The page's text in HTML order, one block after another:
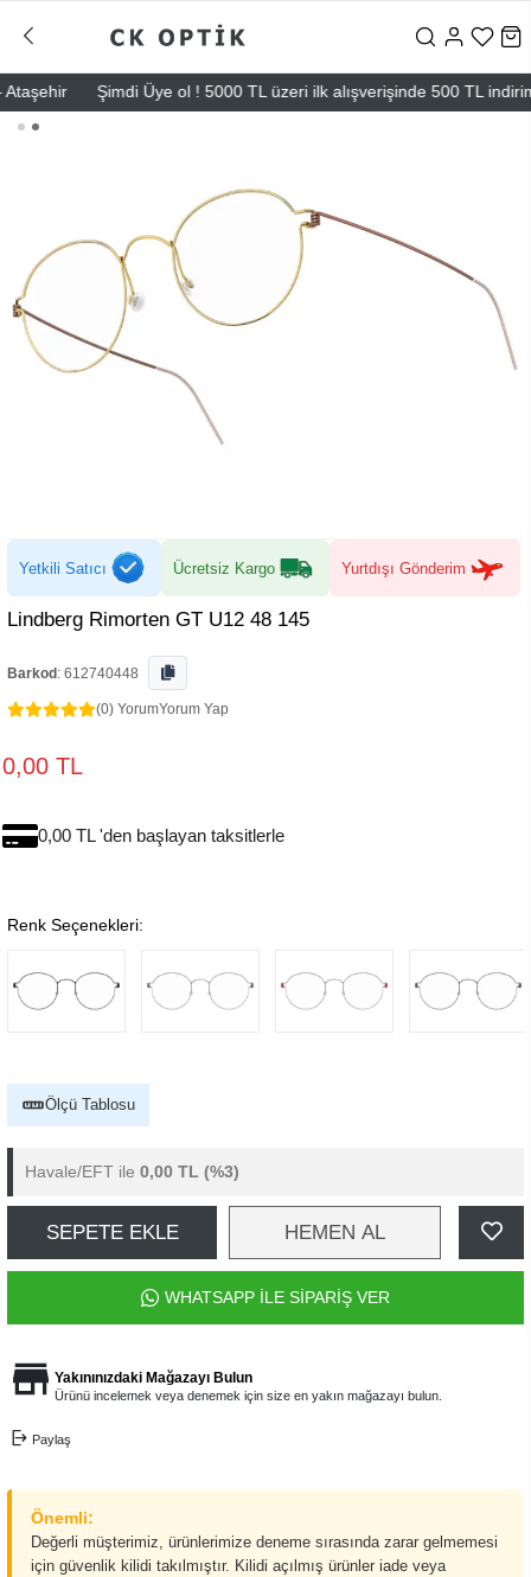
Şimdi Üye ol ! 5000 TL üzeri ilk alışverişinde 500 TL indirim
Yetkili Satıcı Ücretsiz Kargo Yurtdışı Gönderim
Lindberg Rimorten GT U12 48 145
Barkod : 612740448
(0) YorumYorum Yap
0,00 TL
0,00 TL 'den başlayan taksitlerle
Renk Seçenekleri:
Ölçü Tablosu
Havale/EFT ile 0,00 TL (%3)
SEPETE EKLE HEMEN AL
WHATSAPP İLE SİPARİŞ VER
Yakınınızdaki Mağazayı Bulun
Ürünü incelemek veya denemek için size en yakın mağazayı bulun.
Paylaş
Önemli:
Değerli müşterimiz, ürünlerimize deneme sırasında zarar gelmemesi
için güvenlik kilidi takılmıştır. Kilidi açılmış ürünler iade veya